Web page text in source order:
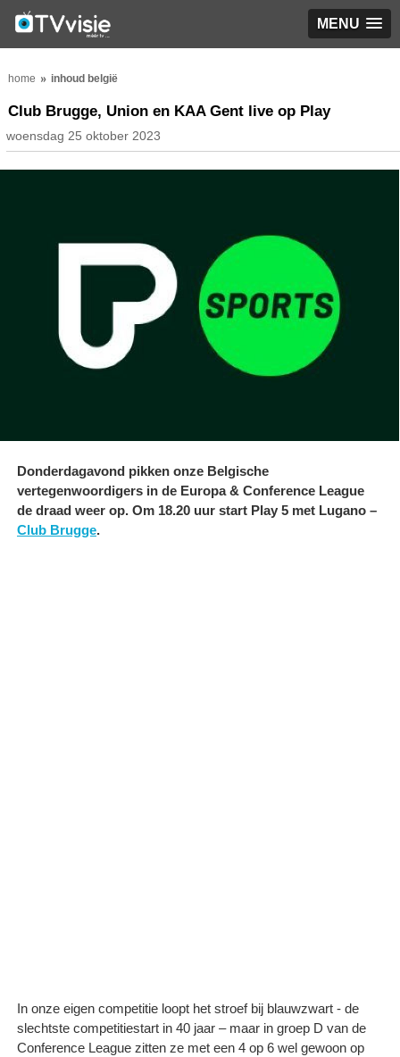
MENU
home inhoud belgië
Club Brugge, Union en KAA Gent live op Play
woensdag 25 oktober 2023
Donderdagavond pikken onze Belgische
vertegenwoordigers in de Europa & Conference League
de draad weer op. Om 18.20 uur start Play 5 met Lugano –
Club Brugge.
In onze eigen competitie loopt het stroef bij blauwzwart - de
slechtste competitiestart in 40 jaar – maar in groep D van de
Conference League zitten ze met een 4 op 6 wel gewoon op